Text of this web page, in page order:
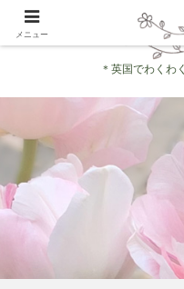
＊英国でわくわ
メニュー